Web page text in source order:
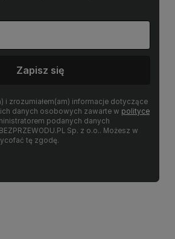
Zapisz się
i zrozumiałem(am) informacje dotyczące
danych osobowych zawarte w polityce
podanych danych
Sp. z o.o.. Możesz w
tę zgodę.